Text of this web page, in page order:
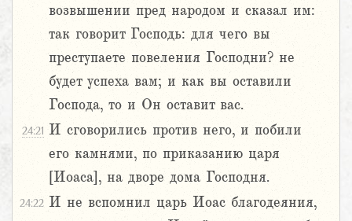
возвышении пред народом и сказал им:
так говорит Господь: для чего вы
преступаете повеления Господни? не
будет успеха вам; и как вы оставили
Господа, то и Он оставит вас.
24:21 И сговорились против него, и побили
его камнями, по приказанию царя
[Иоаса], на дворе дома Господня.
24:22 И не вспомнил царь Иоас благодеяния,